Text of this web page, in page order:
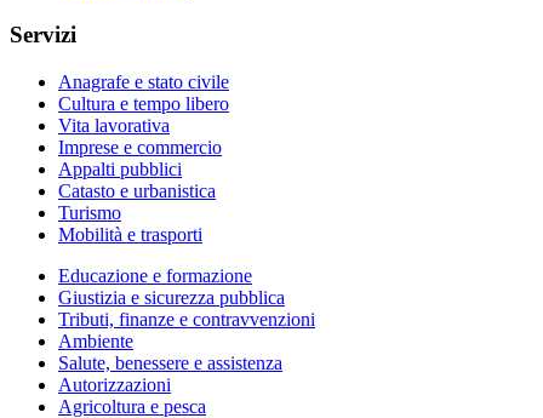
Servizi
Anagrafe e stato civile
Cultura e tempo libero
Vita lavorativa
Imprese e commercio
Appalti pubblici
Catasto e urbanistica
Turismo
Mobilità e trasporti
Educazione e formazione
Giustizia e sicurezza pubblica
Tributi, finanze e contravvenzioni
Ambiente
Salute, benessere e assistenza
Autorizzazioni
Agricoltura e pesca